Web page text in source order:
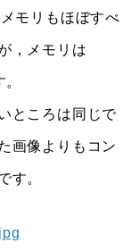
モリもほぼすべ
，メモリは
ところは同じで
画像よりもコン
す。